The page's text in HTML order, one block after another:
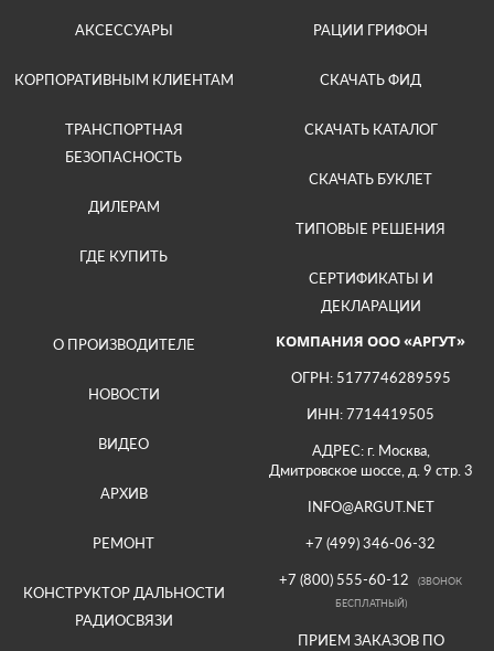
АКСЕССУАРЫ
КОРПОРАТИВНЫМ КЛИЕНТАМ
ТРАНСПОРТНАЯ
БЕЗОПАСНОСТЬ
ДИЛЕРАМ
ГДЕ КУПИТЬ
РАЦИИ ГРИФОН
СКАЧАТЬ ФИД
СКАЧАТЬ КАТАЛОГ
СКАЧАТЬ БУКЛЕТ
ТИПОВЫЕ РЕШЕНИЯ
СЕРТИФИКАТЫ И
ДЕКЛАРАЦИИ
О ПРОИЗВОДИТЕЛЕ
НОВОСТИ
ВИДЕО
АРХИВ
РЕМОНТ
КОНСТРУКТОР ДАЛЬНОСТИ
РАДИОСВЯЗИ
КОМПАНИЯ ООО «АРГУТ»
ОГРН: 5177746289595
ИНН: 7714419505
АДРЕС: г. Москва,
Дмитровское шоссе, д. 9 стр. 3
INFO@ARGUT.NET
+7 (499) 346-06-32
+7 (800) 555-60-12
(ЗВОНОК
БЕСПЛАТНЫЙ)
ПРИЕМ ЗАКАЗОВ ПО